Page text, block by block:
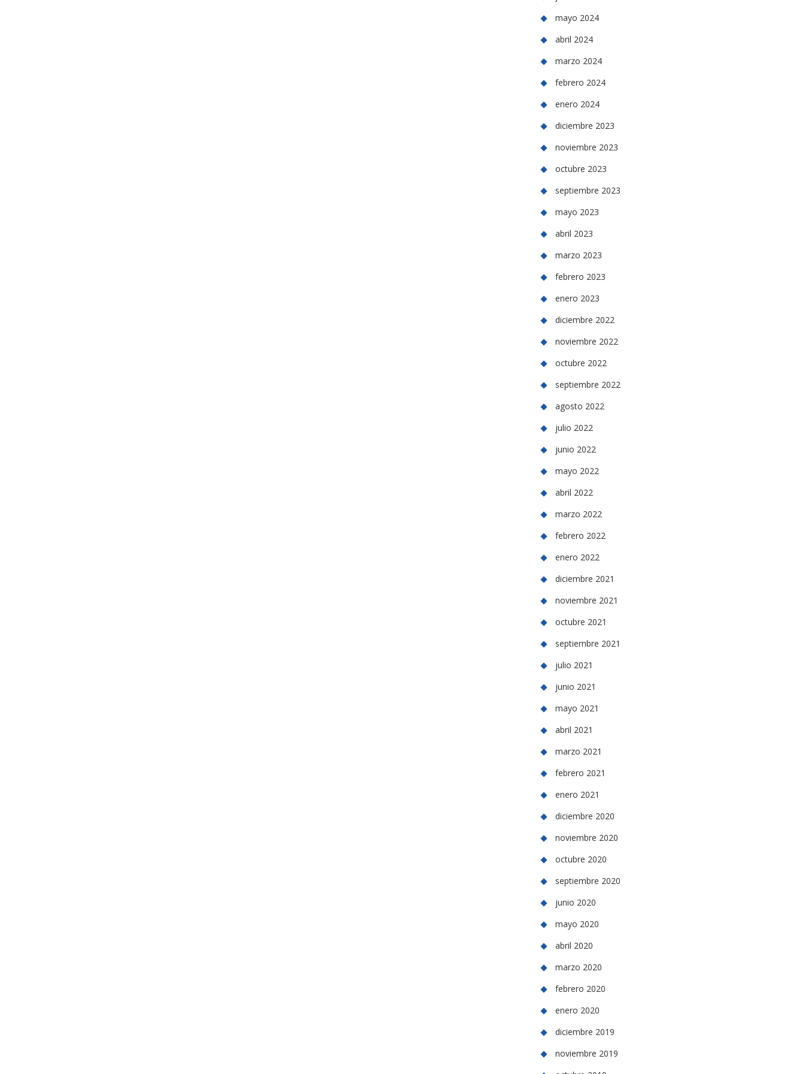
mayo 2024
abril 2024
marzo 2024
febrero 2024
enero 2024
diciembre 2023
noviembre 2023
octubre 2023
septiembre 2023
mayo 2023
abril 2023
marzo 2023
febrero 2023
enero 2023
diciembre 2022
noviembre 2022
octubre 2022
septiembre 2022
agosto 2022
julio 2022
junio 2022
mayo 2022
abril 2022
marzo 2022
febrero 2022
enero 2022
diciembre 2021
noviembre 2021
octubre 2021
septiembre 2021
julio 2021
junio 2021
mayo 2021
abril 2021
marzo 2021
febrero 2021
enero 2021
diciembre 2020
noviembre 2020
octubre 2020
septiembre 2020
junio 2020
mayo 2020
abril 2020
marzo 2020
febrero 2020
enero 2020
diciembre 2019
noviembre 2019